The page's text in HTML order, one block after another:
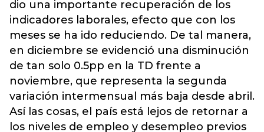
dio una importante recuperación de los
indicadores laborales, efecto que con los
meses se ha ido reduciendo. De tal manera,
en diciembre se evidenció una disminución
de tan solo 0.5pp en la TD frente a
noviembre, que representa la segunda
variación intermensual más baja desde abril.
Así las cosas, el país está lejos de retornar a
los niveles de empleo y desempleo previos